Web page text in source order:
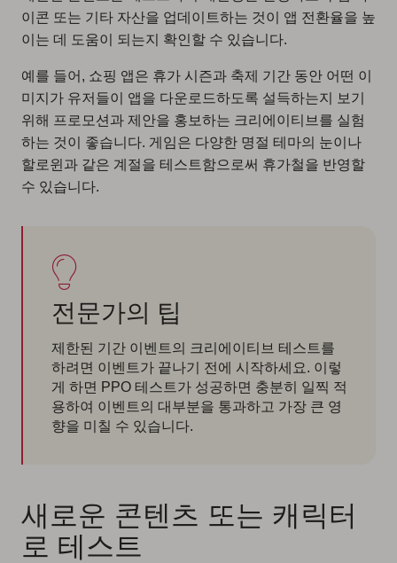
이콘 또는 기타 자산을 업데이트하는 것이 앱 전환율을 높
이는 데 도움이 되는지 확인할 수 있습니다.
예를 들어, 쇼핑 앱은 휴가 시즌과 축제 기간 동안 어떤 이
미지가 유저들이 앱을 다운로드하도록 설득하는지 보기
위해 프로모션과 제안을 홍보하는 크리에이티브를 실험
하는 것이 좋습니다. 게임은 다양한 명절 테마의 눈이나
할로윈과 같은 계절을 테스트함으로써 휴가철을 반영할
수 있습니다.
전문가의 팁
제한된 기간 이벤트의 크리에이티브 테스트를
하려면 이벤트가 끝나기 전에 시작하세요. 이렇
게 하면 PPO 테스트가 성공하면 충분히 일찍 적
용하여 이벤트의 대부분을 통과하고 가장 큰 영
향을 미칠 수 있습니다.
새로운 콘텐츠 또는 캐릭터
로 테스트